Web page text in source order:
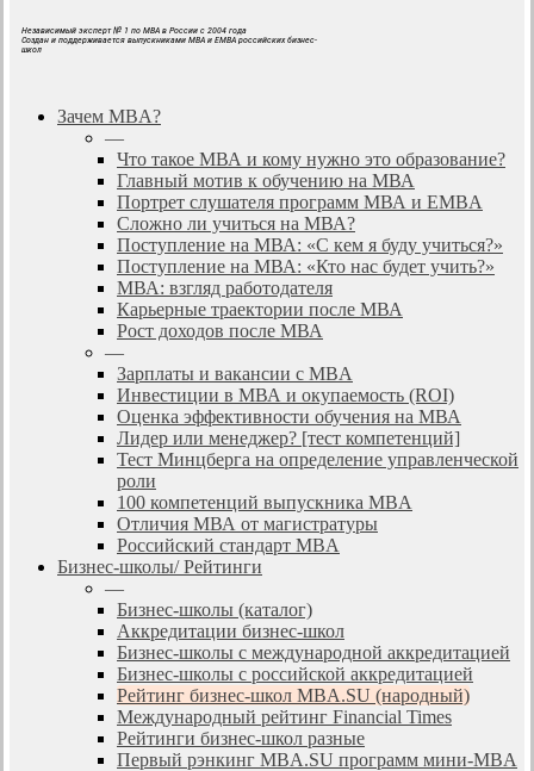
Независимый эксперт № 1 по MBA в России с 2004 года
Создан и поддерживается выпускниками MBA и EMBA российских бизнес-
школ
search
Menu
Зачем MBA?
—
Что такое МВА и кому нужно это образование?
Главный мотив к обучению на МВА
Портрет слушателя программ МВА и EMBA
Сложно ли учиться на МВА?
Поступление на МВА: «С кем я буду учиться?»
Поступление на МВА: «Кто нас будет учить?»
МВА: взгляд работодателя
Карьерные траектории после МВА
Рост доходов после МВА
—
Зарплаты и вакансии с MBA
Инвестиции в МВА и окупаемость (ROI)
Оценка эффективности обучения на МВА
Лидер или менеджер? [тест компетенций]
Тест Минцберга на определение управленческой
роли
100 компетенций выпускника MBA
Отличия МВА от магистратуры
Российский стандарт MBA
Бизнес-школы/ Рейтинги
—
Бизнес-школы (каталог)
Аккредитации бизнес-школ
Бизнес-школы с международной аккредитацией
Бизнес-школы с российской аккредитацией
Рейтинг бизнес-школ MBA.SU (народный)
Международный рейтинг Financial Times
Рейтинги бизнес-школ разные
Первый рэнкинг MBA.SU программ мини-MBA